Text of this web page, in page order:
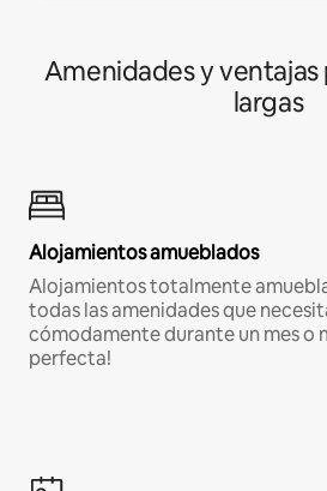
Amenidades y ventajas
largas
Alojamientos amueblados
Alojamientos totalmente
todas las amenidades que
cómodamente durante un mes o
perfecta!